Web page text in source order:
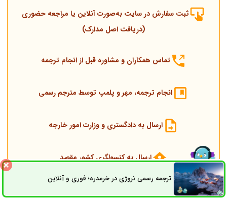
ثبت سفارش در سایت به‌صورت آنلاین یا مراجعه حضوری
(دریافت اصل مدارک)
تماس همکاران و مشاوره قبل از انجام ترجمه
انجام ترجمه، مهر و پلمپ توسط مترجم رسمی
ارسال به دادگستری و وزارت امور خارجه
ارسال به کنسولگری کشور مقصد
ترجمه رسمی نروژی در خرمدره؛ فوری و آنلاینثبت سفارش راه های ارتباطی